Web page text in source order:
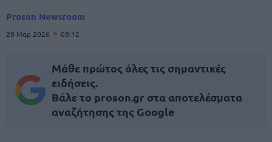
Proson Newsroom
20 Μαρ 2026 08:12
Μάθε πρώτος όλες τις σημαντικές
ειδήσεις.
Βάλε το proson.gr στα αποτελέσματα
αναζήτησης της Google